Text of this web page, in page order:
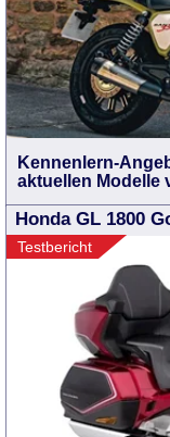
Kennenlern-
aktuellen Modelle
Honda GL 1800
Testbericht